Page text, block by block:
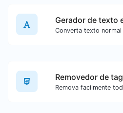
Removedor de